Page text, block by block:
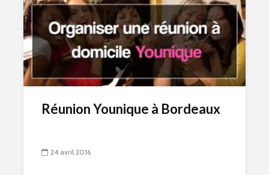
Réunion Younique à Bordeaux
24 avril 2016